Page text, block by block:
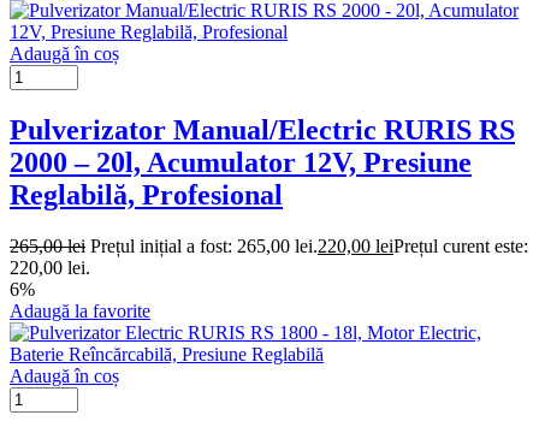
Adaugă în coș
Pulverizator Manual/Electric RURIS RS
2000 – 20l, Acumulator 12V, Presiune
Reglabilă, Profesional
265,00lei Prețul inițial a fost: 265,00 lei.220,00 leiPrețul curent este:
220,00 lei.
6%
Adaugă la favorite
Adaugă în coș